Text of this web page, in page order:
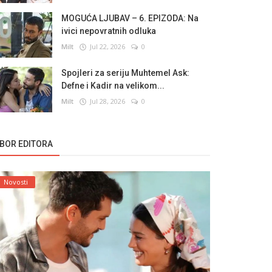
MOGUĆA LJUBAV – 6. EPIZODA: Na
ivici nepovratnih odluka
Milt Jul 22, 2026 0
Spojleri za seriju Muhtemel Ask:
Defne i Kadir na velikom...
Milt Jul 28, 2026 0
EDITORA
Novosti